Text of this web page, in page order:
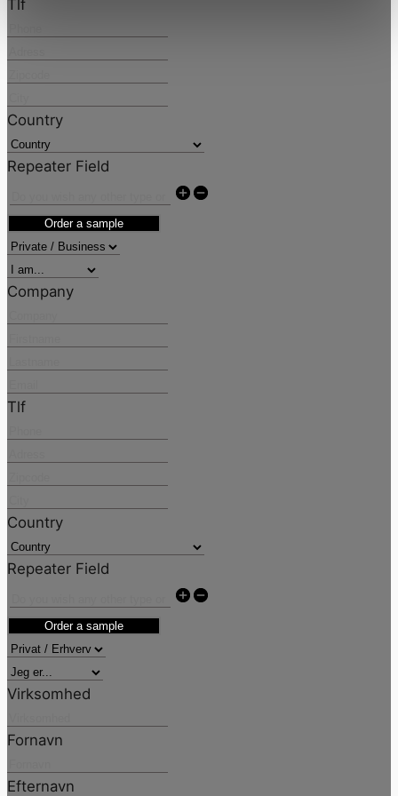
Tlf
Country
Repeater Field
Order a sample
Company
Tlf
Country
Repeater Field
Order a sample
Virksomhed
Fornavn
Efternavn